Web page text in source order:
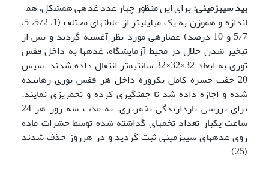
بید سیب­زمینی:برای این منظور چهار عدد غده­ی هم­شکل، هم­
اندازه و هم­وزن به یک میلی­لیتر از غلظت­های مختلف (1، 5/2، 5،
5/7 و 10 درصد) عصاره­ی مورد نظر آغشته گردید و پس از
تبخیر شدن حلال در محیط آزمایشگاه، غده­ها به داخل قفس
توری به ابعاد 32×32×32 سانتی­متر انتقال داده شدند. سپس
20 جفت حشره کامل یک­روزه داخل هر قفس توری رهانیده
شده و اجازه داده شد تا جفت­گیری کرده و تخم­ریزی نمایند.
برای بررسی بازدارندگی تخم­ریزی، به مدت سه روز هر 24
ساعت یک­بار تعداد تخم­های گذاشته شده توسط حشرات ماده
روی غده­های سیب­زمینی ثبت گردید و در هرروز حذف شدند
(25).